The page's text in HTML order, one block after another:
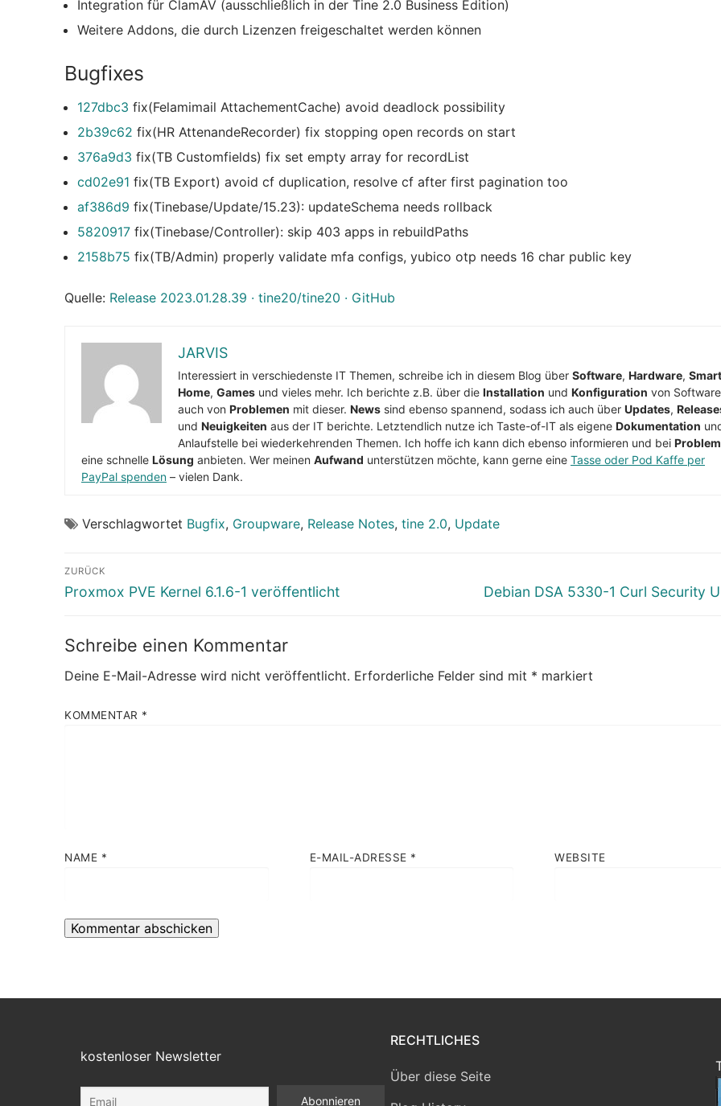
Integration für ClamAV (ausschließlich in der Tine 2.0 Business Edition)
Weitere Addons, die durch Lizenzen freigeschaltet werden können
Bugfixes
127dbc3 fix(Felamimail AttachementCache) avoid deadlock possibility
2b39c62 fix(HR AttenandeRecorder) fix stopping open records on start
376a9d3 fix(TB Customfields) fix set empty array for recordList
cd02e91 fix(TB Export) avoid cf duplication, resolve cf after first pagination too
af386d9 fix(Tinebase/Update/15.23): updateSchema needs rollback
5820917 fix(Tinebase/Controller): skip 403 apps in rebuildPaths
2158b75 fix(TB/Admin) properly validate mfa configs, yubico otp needs 16 char public key
Quelle: Release 2023.01.28.39 · tine20/tine20 · GitHub
JARVIS
Interessiert in verschiedenste IT Themen, schreibe ich in diesem Blog über Software, Hardware, Smart
Home, Games und vieles mehr. Ich berichte z.B. über die Installation und Konfiguration von
auch von Problemen mit dieser. News sind ebenso spannend, sodass ich auch über Updates,
und Neuigkeiten aus der IT berichte. Letztendlich nutze ich Taste-of-IT als eigene Dokumentation
Anlaufstelle bei wiederkehrenden Themen. Ich hoffe ich kann dich ebenso informieren und bei
eine schnelle Lösung anbieten. Wer meinen Aufwand unterstützen möchte, kann gerne eine Tasse oder Pod Kaffe per
PayPal spenden – vielen Dank.
Verschlagwortet Bugfix, Groupware, Release Notes, tine 2.0, Update
Beitragsnavigation
ZURÜCK
Vorheriger
Proxmox PVE Kernel 6.1.6-1 veröffentlicht
Nächster
Debian DSA 5330-1 Curl Security
Schreibe einen Kommentar
Deine E-Mail-Adresse wird nicht veröffentlicht. Erforderliche Felder sind mit * markiert
KOMMENTAR *
NAME * E-MAIL-ADRESSE * WEBSITE
kostenloser Newsletter
RECHTLICHES
Über diese Seite